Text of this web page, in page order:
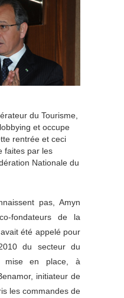
du Tourisme,
et occupe
rentrée et ceci
faites par les
Nationale du
pas, Amyn
fondateurs de la
été appelé pour
du secteur du
mise en place, à
initiateur de
les commandes de